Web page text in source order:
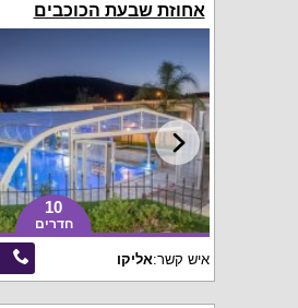
אחוזת שבעת הכוכבים
10
חדרים
איש קשר:אליקו